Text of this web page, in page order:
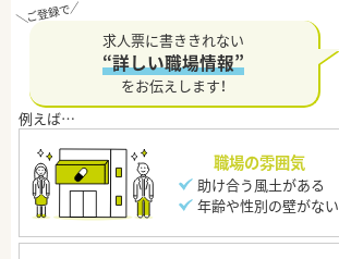
求人票に書ききれない
“詳しい職場情報”
をお伝えします！
職場の雰囲気
助け合う風土がある
年齢や性別の壁がない